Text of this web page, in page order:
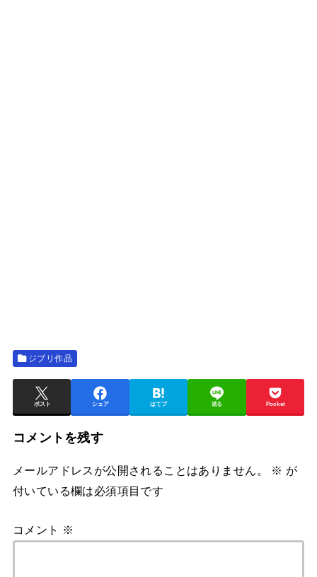
ジブリ作品
ポスト シェア はてブ 送る Pocket
コメントを残す
メールアドレスが公開されることはありません。 ※ が
付いている欄は必須項目です
コメント ※